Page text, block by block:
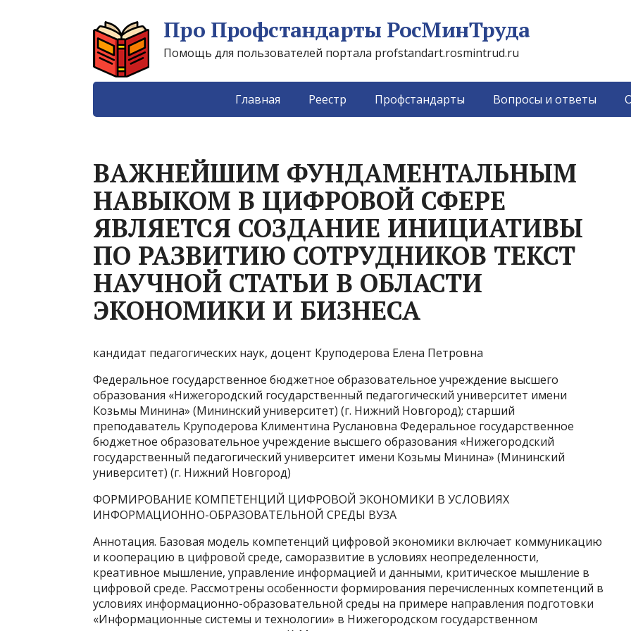
Про Профстандарты РосМинТруда
Помощь для пользователей портала profstandart.rosmintrud.ru
Главная Реестр Профстандарты Вопросы и ответы
ВАЖНЕЙШИМ ФУНДАМЕНТАЛЬНЫМ
НАВЫКОМ В ЦИФРОВОЙ СФЕРЕ
ЯВЛЯЕТСЯ СОЗДАНИЕ ИНИЦИАТИВЫ
ПО РАЗВИТИЮ СОТРУДНИКОВ ТЕКСТ
НАУЧНОЙ СТАТЬИ В ОБЛАСТИ
ЭКОНОМИКИ И БИЗНЕСА
кандидат педагогических наук, доцент Круподерова Елена Петровна
Федеральное государственное бюджетное образовательное учреждение высшего
образования «Нижегородский государственный педагогический университет имени
Козьмы Минина» (Мининский университет) (г. Нижний Новгород); старший
преподаватель Круподерова Климентина Руслановна Федеральное государственное
бюджетное образовательное учреждение высшего образования «Нижегородский
государственный педагогический университет имени Козьмы Минина» (Мининский
университет) (г. Нижний Новгород)
ФОРМИРОВАНИЕ КОМПЕТЕНЦИЙ ЦИФРОВОЙ ЭКОНОМИКИ В УСЛОВИЯХ
ИНФОРМАЦИОННО-ОБРАЗОВАТЕЛЬНОЙ СРЕДЫ ВУЗА
Аннотация. Базовая модель компетенций цифровой экономики включает коммуникацию
и кооперацию в цифровой среде, саморазвитие в условиях неопределенности,
креативное мышление, управление информацией и данными, критическое мышление в
цифровой среде. Рассмотрены особенности формирования перечисленных компетенций в
условиях информационно-образовательной среды на примере направления подготовки
«Информационные системы и технологии» в Нижегородском государственном